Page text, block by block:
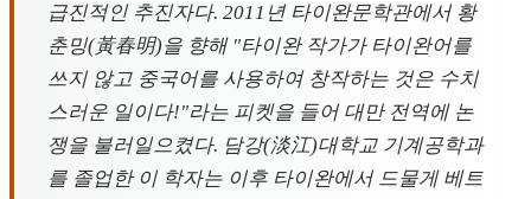
급진적인 추진자다. 2011년 타이완문학관에서 황
춘밍(黃春明)을 향해 "타이완 작가가 타이완어를
쓰지 않고 중국어를 사용하여 창작하는 것은 수치
스러운 일이다!"라는 피켓을 들어 대만 전역에 논
쟁을 불러일으켰다. 담강(淡江)대학교 기계공학과
를 졸업한 이 학자는 이후 타이완에서 드물게 베트